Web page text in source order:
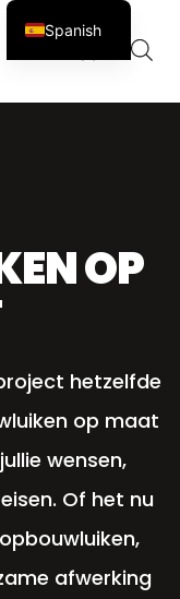
Carro
0
OP
hetzelfde
op maat
wensen,
Of het nu
afwerking
Spanish